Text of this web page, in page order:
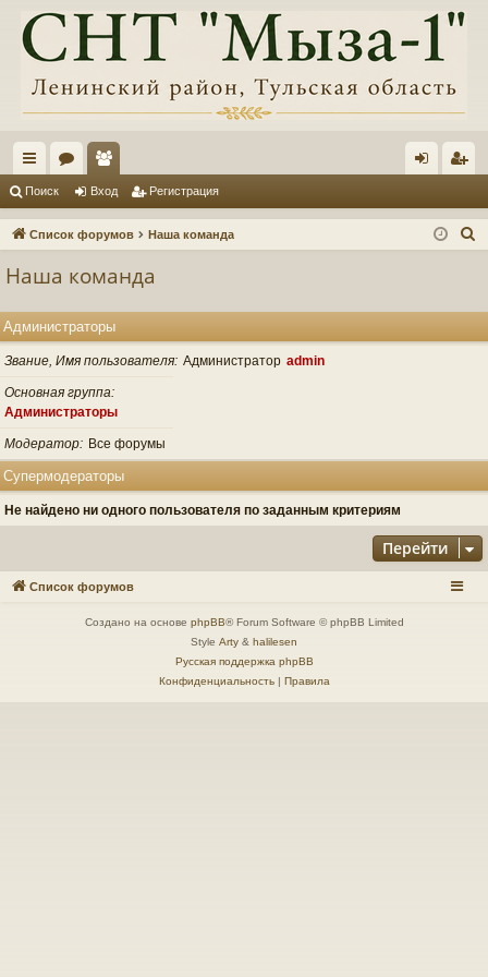
с
ы ум
ол
ьз
ел
и
д ис
Поиск Вход Регистрация
Список форумов Наша команда
Наша команда
Администраторы
Звание, Имя пользователя Администратор admin
Основная группа
Администраторы
Модератор Все форумы
Супермодераторы
Не найдено ни одного пользователя по заданным критериям
Перейти
Список форумов
Создано на основе phpBB® Forum Software © phpBB Limited
Style Arty & halilesen
Русская поддержка phpBB
Конфиденциальность| Правила